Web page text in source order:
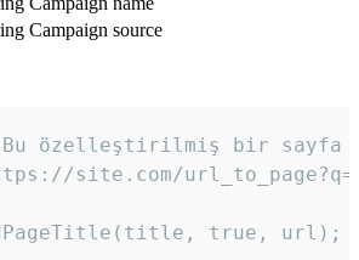
Campaign source
özelleştirilmiş bir sayfa
site.com/
true, url);